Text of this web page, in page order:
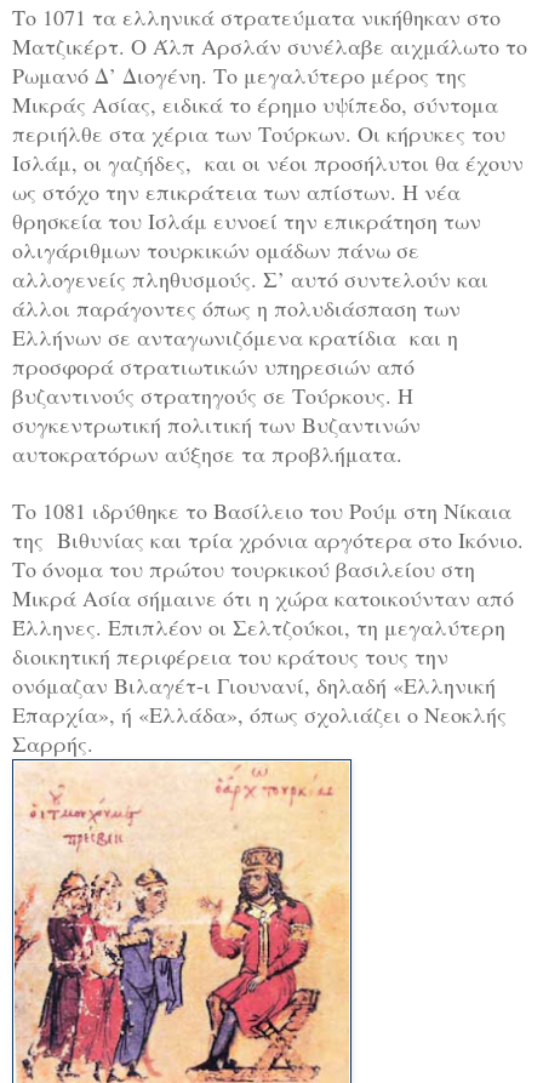
Το 1071 τα ελληνικά στρατεύματα νικήθηκαν στο
Ματζικέρτ. Ο Άλπ Αρσλάν συνέλαβε αιχμάλωτο το
Ρωμανό Δ’ Διογένη. Το μεγαλύτερο μέρος της
Μικράς Ασίας, ειδικά το έρημο υψίπεδο, σύντομα
περιήλθε στα χέρια των Τούρκων. Οι κήρυκες του
Ισλάμ, οι γαζήδες, και οι νέοι προσήλυτοι θα έχουν
ως στόχο την επικράτεια των απίστων. Η νέα
θρησκεία του Ισλάμ ευνοεί την επικράτηση των
ολιγάριθμων τουρκικών ομάδων πάνω σε
αλλογενείς πληθυσμούς. Σ’ αυτό συντελούν και
άλλοι παράγοντες όπως η πολυδιάσπαση των
Ελλήνων σε ανταγωνιζόμενα κρατίδια και η
προσφορά στρατιωτικών υπηρεσιών από
βυζαντινούς στρατηγούς σε Τούρκους. Η
συγκεντρωτική πολιτική των Βυζαντινών
αυτοκρατόρων αύξησε τα προβλήματα.
Το 1081 ιδρύθηκε το Βασίλειο του Ρούμ στη Νίκαια
της Βιθυνίας και τρία χρόνια αργότερα στο Ικόνιο.
Το όνομα του πρώτου τουρκικού βασιλείου στη
Μικρά Ασία σήμαινε ότι η χώρα κατοικούνταν από
Έλληνες. Επιπλέον οι Σελτζούκοι, τη μεγαλύτερη
διοικητική περιφέρεια του κράτους τους την
ονόμαζαν Βιλαγέτ-ι Γιουνανί, δηλαδή «Ελληνική
Επαρχία», ή «Ελλάδα», όπως σχολιάζει ο Νεοκλής
Σαρρής.